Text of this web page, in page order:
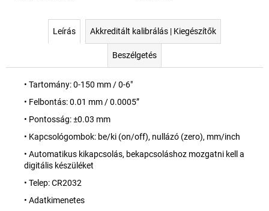
Leírás Akkreditált kalibrálás | Kiegészítők
Beszélgetés
• Tartomány: 0-150 mm / 0-6"
• Felbontás: 0.01 mm / 0.0005”
• Pontosság: ±0.03 mm
• Kapcsológombok: be/ki (on/off), nullázó (zero), mm/inch
• Automatikus kikapcsolás, bekapcsoláshoz mozgatni kell a
digitális készüléket
• Telep: CR2032
• Adatkimenetes